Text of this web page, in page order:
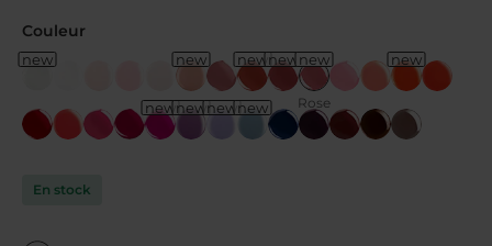
Couleur
new new new new
Rose
praline
new new
new new new new
En stock